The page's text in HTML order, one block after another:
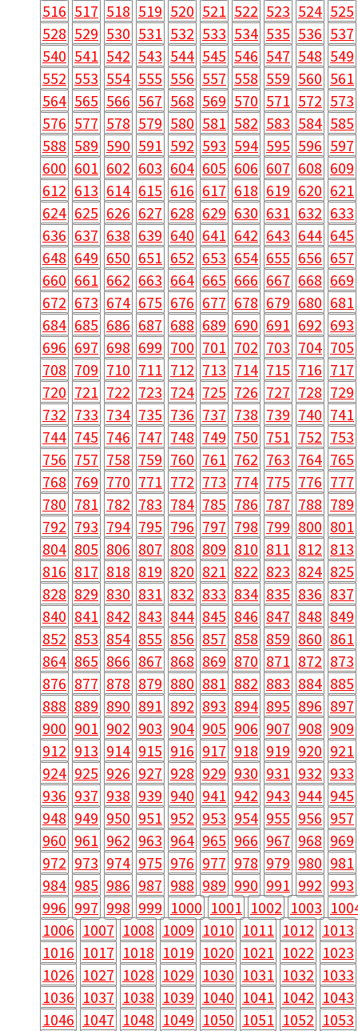
516 517 518 519 520 521 522 523 524 525
528 529 530 531 532 533 534 535 536 537
540 541 542 543 544 545 546 547 548 549
552 553 554 555 556 557 558 559 560 561
564 565 566 567 568 569 570 571 572 573
576 577 578 579 580 581 582 583 584 585
588 589 590 591 592 593 594 595 596 597
600 601 602 603 604 605 606 607 608 609
612 613 614 615 616 617 618 619 620 621
624 625 626 627 628 629 630 631 632 633
636 637 638 639 640 641 642 643 644 645
648 649 650 651 652 653 654 655 656 657
660 661 662 663 664 665 666 667 668 669
672 673 674 675 676 677 678 679 680 681
684 685 686 687 688 689 690 691 692 693
696 697 698 699 700 701 702 703 704 705
708 709 710 711 712 713 714 715 716 717
720 721 722 723 724 725 726 727 728 729
732 733 734 735 736 737 738 739 740 741
744 745 746 747 748 749 750 751 752 753
756 757 758 759 760 761 762 763 764 765
768 769 770 771 772 773 774 775 776 777
780 781 782 783 784 785 786 787 788 789
792 793 794 795 796 797 798 799 800 801
804 805 806 807 808 809 810 811 812 813
816 817 818 819 820 821 822 823 824 825
828 829 830 831 832 833 834 835 836 837
840 841 842 843 844 845 846 847 848 849
852 853 854 855 856 857 858 859 860 861
864 865 866 867 868 869 870 871 872 873
876 877 878 879 880 881 882 883 884 885
888 889 890 891 892 893 894 895 896 897
900 901 902 903 904 905 906 907 908 909
912 913 914 915 916 917 918 919 920 921
924 925 926 927 928 929 930 931 932 933
936 937 938 939 940 941 942 943 944 945
948 949 950 951 952 953 954 955 956 957
960 961 962 963 964 965 966 967 968 969
972 973 974 975 976 977 978 979 980 981
984 985 986 987 988 989 990 991 992 993
996 997 998 999 1000 1001 1002 1003
1006 1007 1008 1009 1010 1011 1012 1013
1016 1017 1018 1019 1020 1021 1022 1023
1026 1027 1028 1029 1030 1031 1032 1033
1036 1037 1038 1039 1040 1041 1042 1043
1046 1047 1048 1049 1050 1051 1052 1053